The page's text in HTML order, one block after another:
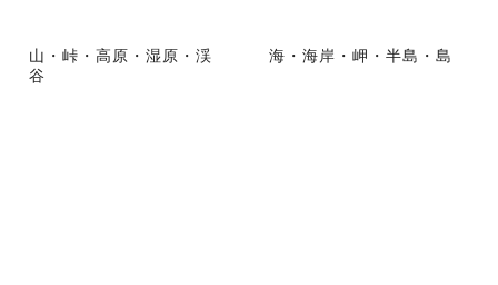
山・峠・高原・湿原・渓
谷
海・海岸・岬・半島・島